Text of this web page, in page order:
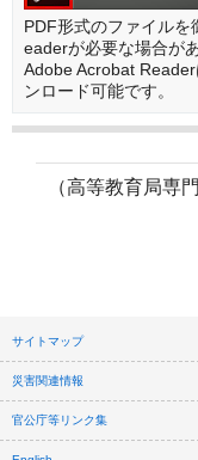
PDF形式のファイル
eaderが必要な場合が
Adobe Acrobat
ンロード可能です。
（高等教育局専
サイトマップ
災害関連情報
官公庁等リンク集